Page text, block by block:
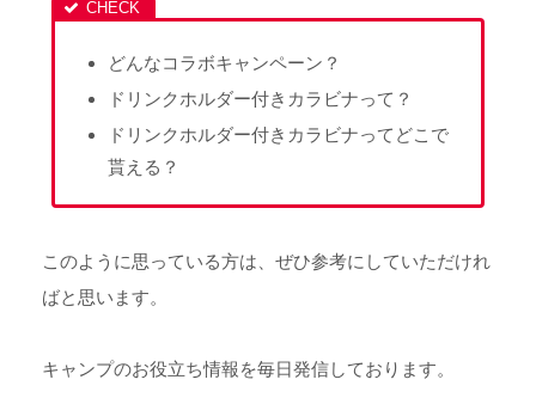
どんなコラボキャンペーン？
ドリンクホルダー付きカラビナって？
ドリンクホルダー付きカラビナってどこで
貰える？
このように思っている方は、ぜひ参考にしていただけれ
ばと思います。
キャンプのお役立ち情報を毎日発信しております。